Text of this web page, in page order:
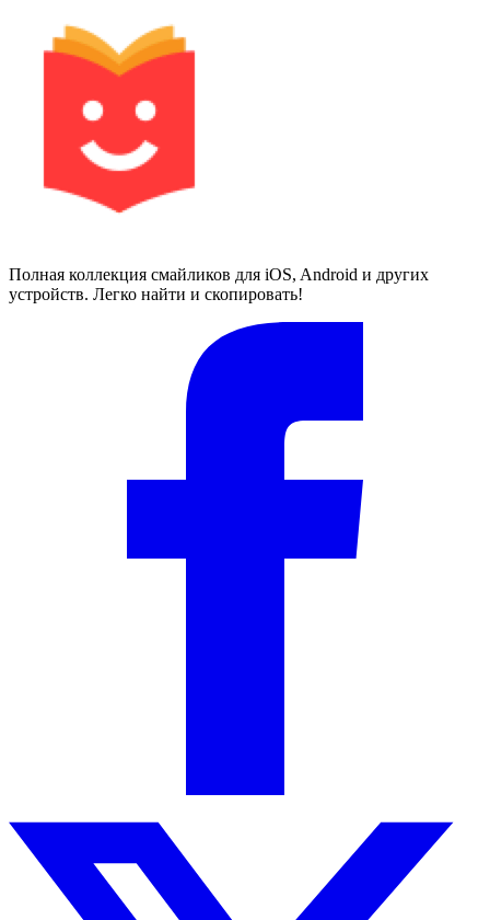
Полная коллекция смайликов для iOS, Android и других
устройств. Легко найти и скопировать!